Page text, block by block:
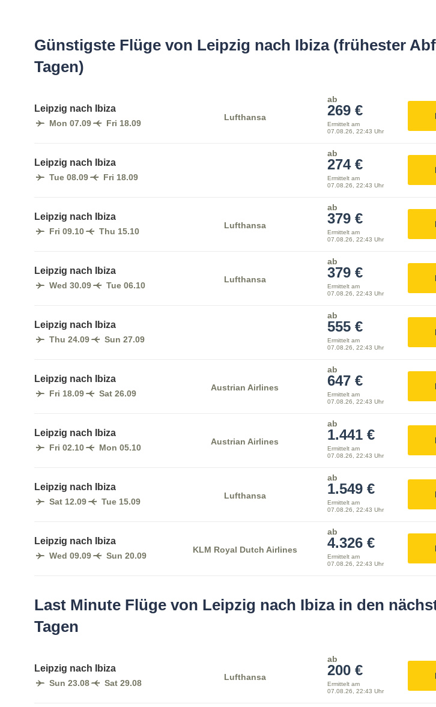
Günstigste Flüge von Leipzig nach Ibiza (frühester
Tagen)
Leipzig nach Ibiza
Mon 07.09 Fri 18.09
Lufthansa
ab
269 €
Ermittelt am
07.08.26, 22:43 Uhr
Leipzig nach Ibiza
Tue 08.09 Fri 18.09
ab
274 €
Ermittelt am
07.08.26, 22:43 Uhr
Leipzig nach Ibiza
Fri 09.10 Thu 15.10
Lufthansa
ab
379 €
Ermittelt am
07.08.26, 22:43 Uhr
Leipzig nach Ibiza
Wed 30.09 Tue 06.10
Lufthansa
ab
379 €
Ermittelt am
07.08.26, 22:43 Uhr
Leipzig nach Ibiza
Thu 24.09 Sun 27.09
ab
555 €
Ermittelt am
07.08.26, 22:43 Uhr
Leipzig nach Ibiza
Fri 18.09 Sat 26.09
Austrian Airlines
ab
647 €
Ermittelt am
07.08.26, 22:43 Uhr
Leipzig nach Ibiza
Fri 02.10 Mon 05.10
Austrian Airlines
ab
1.441 €
Ermittelt am
07.08.26, 22:43 Uhr
Leipzig nach Ibiza
Sat 12.09 Tue 15.09
Lufthansa
ab
1.549 €
Ermittelt am
07.08.26, 22:43 Uhr
Leipzig nach Ibiza
Wed 09.09 Sun 20.09
KLM Royal Dutch Airlines
ab
4.326 €
Ermittelt am
07.08.26, 22:43 Uhr
Last Minute Flüge von Leipzig nach Ibiza in den
Tagen
Leipzig nach Ibiza
Sun 23.08 Sat 29.08
Lufthansa
ab
200 €
Ermittelt am
07.08.26, 22:43 Uhr